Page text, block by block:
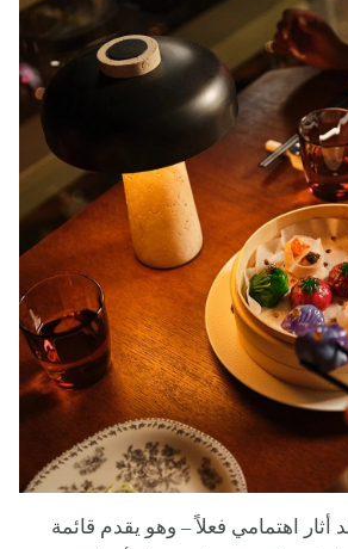
أثار اهتمامي فعلاً – وهو يقدم قائمة